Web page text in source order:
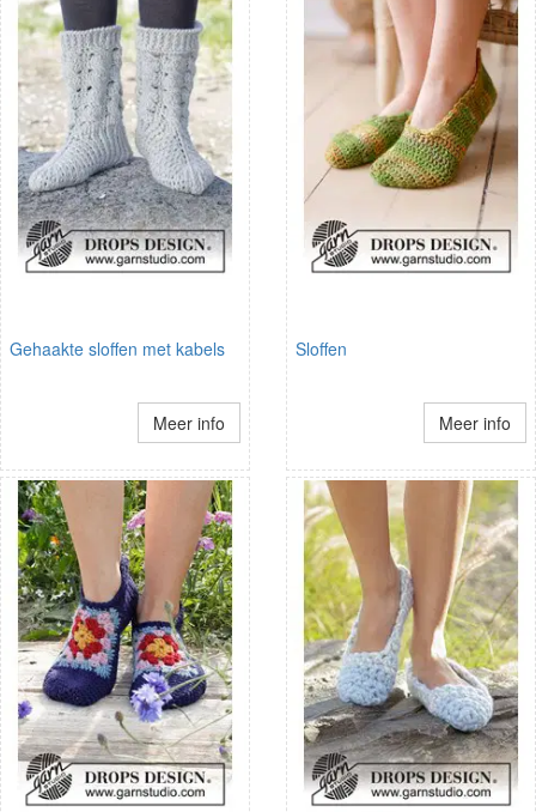
Gehaakte sloffen met kabels
Meer info
Sloffen
Meer info